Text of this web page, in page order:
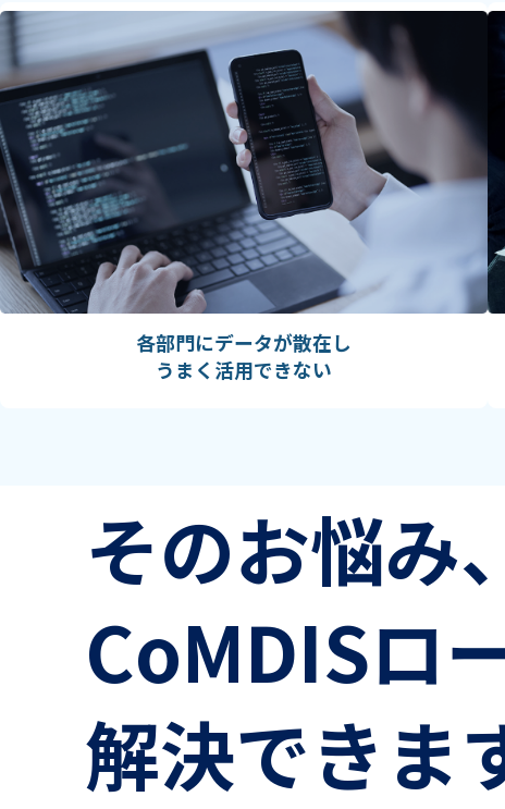
各部門にデータが散在し
うまく活用できない
そのお悩み、
CoMDISロ
解決できま